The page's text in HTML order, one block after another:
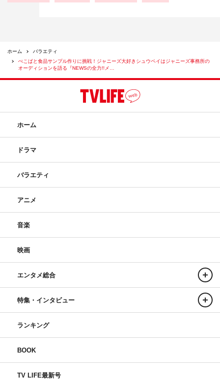
ホーム
バラエティ
ぺこぱと食品サンプル作りに挑戦！ジャニーズ大好きシュウペイはジャニーズ事務所の
オーディションを語る『NEWSの全力!!メ…
ホーム
ドラマ
バラエティ
アニメ
音楽
映画
エンタメ総合
特集・インタビュー
ランキング
BOOK
TV LIFE最新号